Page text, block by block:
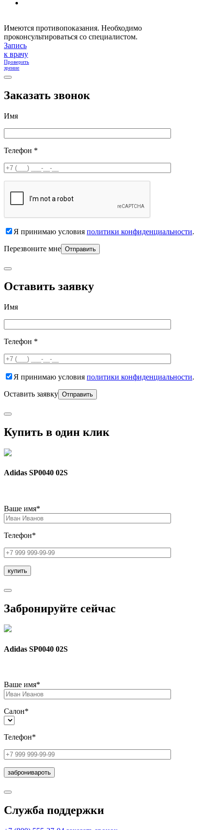
Имеются противопоказания. Необходимо
проконсультироваться со специалистом.
Запись
к врачу
Проверить
зрение
Заказать звонок
Имя
Телефон *
Я принимаю условия политики конфиденциальности.
Перезвоните мне
Оставить заявку
Имя
Телефон *
Я принимаю условия политики конфиденциальности.
Оставить заявку
Купить в один клик
Adidas SP0040 02S
Ваше имя*
Телефон*
Забронируйте сейчас
Adidas SP0040 02S
Ваше имя*
Салон*
Телефон*
Служба поддержки